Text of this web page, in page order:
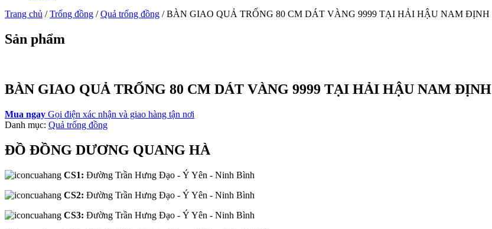
Trang chủ /Trống đồng /Quả trống đồng / BÀN GIAO QUẢ TRỐNG 80 CM DÁT VÀNG 9999 TẠI HẢI HẬU NAM ĐỊNH
Sản phẩm
BÀN GIAO QUẢ TRỐNG 80 CM DÁT VÀNG 9999 TẠI HẢI HẬU NAM ĐỊNH
Mua ngay Gọi điện xác nhận và giao hàng tận nơi
Danh mục: Quả trống đồng
ĐỒ ĐỒNG DƯƠNG QUANG HÀ
CS1: Đường Trần Hưng Đạo - Ý Yên - Ninh Bình
CS2: Đường Trần Hưng Đạo - Ý Yên - Ninh Bình
CS3: Đường Trần Hưng Đạo - Ý Yên - Ninh Bình